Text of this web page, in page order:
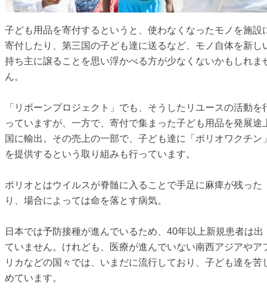
子ども用品を寄付するというと、使わなくなったモノを施設
寄付したり、第三国の子ども達に送るなど、モノ自体を新し
持ち主に譲ることを思い浮かべる方が少なくないかもしれま
ん。
「リボーンプロジェクト」でも、そうしたリユースの活動を
っていますが、一方で、寄付で集まった子ども用品を発展途
国に輸出。その売上の一部で、子ども達に「ポリオワクチン
を提供するという取り組みも行っています。
ポリオとはウイルスが脊髄に入ることで手足に麻痺が残った
り、場合によっては命を落とす病気。
日本では予防接種が進んでいるため、40年以上新規患者は出
ていません。けれども、医療が進んでいない南西アジアやア
リカなどの国々では、いまだに流行しており、子ども達を苦
めています。